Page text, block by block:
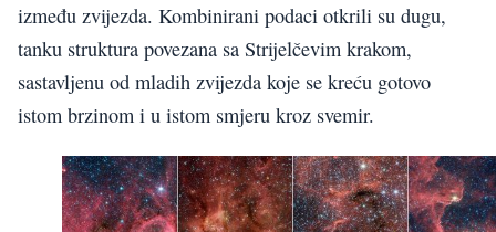
između zvijezda. Kombinirani podaci otkrili su dugu,
tanku struktura povezana sa Strijelčevim krakom,
sastavljenu od mladih zvijezda koje se kreću gotovo
istom brzinom i u istom smjeru kroz svemir.